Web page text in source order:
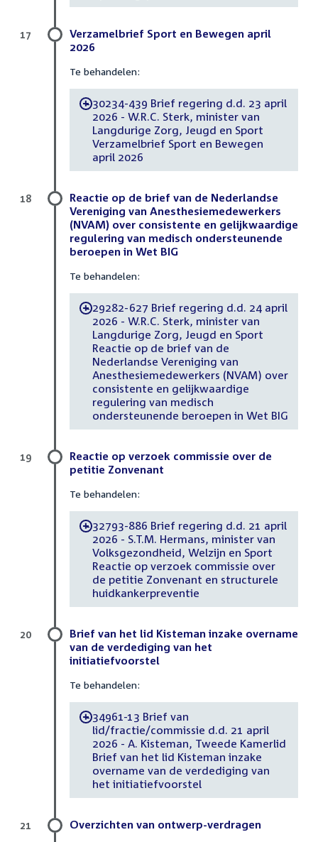
Verzamelbrief Sport en Bewegen april
2026
Te behandelen:
-30234-439 Brief regering d.d. 23 april
2026 - W.R.C. Sterk, minister van
Langdurige Zorg, Jeugd en Sport
Verzamelbrief Sport en Bewegen
april 2026
17
Reactie op de brief van de Nederlandse
Vereniging van Anesthesiemedewerkers
(NVAM) over consistente en gelijkwaardige
regulering van medisch ondersteunende
beroepen in Wet BIG
Te behandelen:
-29282-627 Brief regering d.d. 24 april
2026 - W.R.C. Sterk, minister van
Langdurige Zorg, Jeugd en Sport
Reactie op de brief van de
Nederlandse Vereniging van
Anesthesiemedewerkers (NVAM) over
consistente en gelijkwaardige
regulering van medisch
ondersteunende beroepen in Wet BIG
18
Reactie op verzoek commissie over de
petitie Zonvenant
Te behandelen:
-32793-886 Brief regering d.d. 21 april
2026 - S.T.M. Hermans, minister van
Volksgezondheid, Welzijn en Sport
Reactie op verzoek commissie over
de petitie Zonvenant en structurele
huidkankerpreventie
19
Brief van het lid Kisteman inzake overname
van de verdediging van het
initiatiefvoorstel
Te behandelen:
-34961-13 Brief van
lid/fractie/commissie d.d. 21 april
2026 - A. Kisteman, Tweede Kamerlid
Brief van het lid Kisteman inzake
overname van de verdediging van
het initiatiefvoorstel
20
Overzichten van ontwerp-verdragen
21